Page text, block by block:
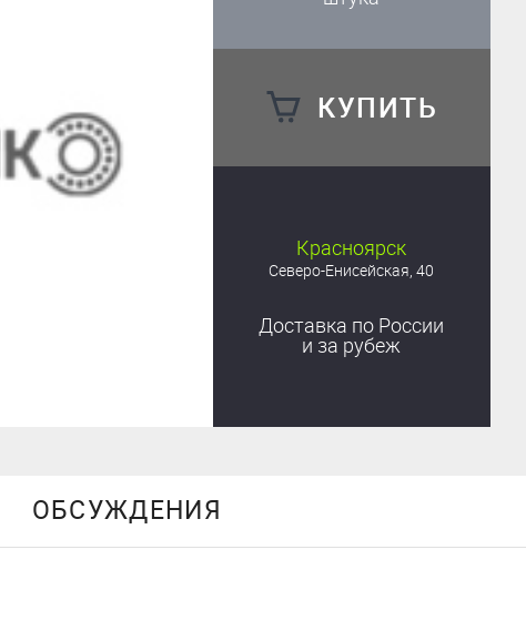
КУПИТЬ
Красноярск
Северо-Енисейская, 40
Доставка по России
и за рубеж
ОБСУЖДЕНИЯ